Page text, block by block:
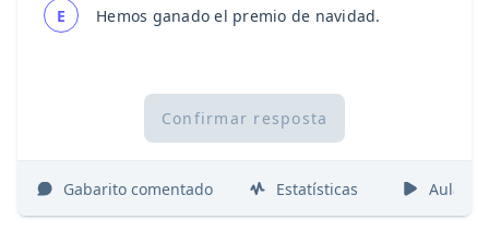
E Hemos ganado el premio de navidad.
Confirmar resposta
Gabarito comentado Estatísticas Aulas